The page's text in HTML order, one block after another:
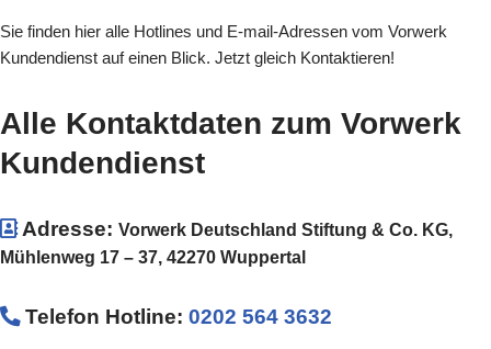
Sie finden hier alle Hotlines und E-mail-Adressen vom Vorwerk
Kundendienst auf einen Blick. Jetzt gleich Kontaktieren!
Alle Kontaktdaten zum Vorwerk
Kundendienst
Adresse: Vorwerk Deutschland Stiftung & Co. KG,
Mühlenweg 17 – 37, 42270 Wuppertal
Telefon Hotline: 0202 564 3632